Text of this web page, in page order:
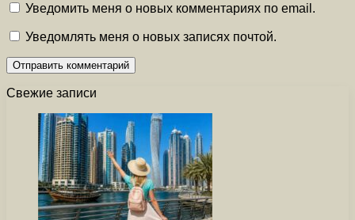
Уведомить меня о новых комментариях по email.
Уведомлять меня о новых записях почтой.
Свежие записи